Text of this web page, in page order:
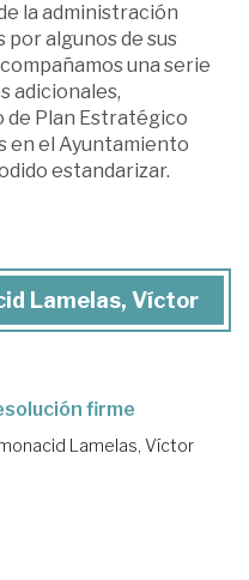
la administración
algunos de sus
una serie
adicionales,
de Plan Estratégico
en el Ayuntamiento
estandarizar.
Lamelas, Víctor
firme
Lamelas, Víctor